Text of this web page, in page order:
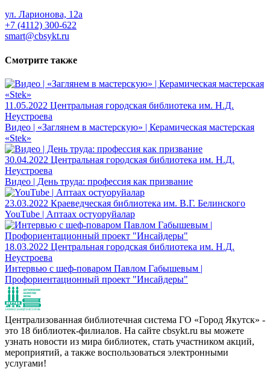
ул. Ларионова, 12а
+7 (4112) 300-622
smart@cbsykt.ru
Смотрите также
11.05.2022 Центральная городская библиотека им. Н.Д.
Неустроева
Видео | «Заглянем в мастерскую» | Керамическая мастерская
«Stek»
30.04.2022 Центральная городская библиотека им. Н.Д.
Неустроева
Видео | День труда: профессия как призвание
23.03.2022 Краеведческая библиотека им. В.Г. Белинского
YouTube | Аптаах остуоруйалар
18.03.2022 Центральная городская библиотека им. Н.Д.
Неустроева
Интервью с шеф-поваром Павлом Габышевым |
Профориентационный проект "Инсайдеры"
Централизованная библиотечная система ГО «Город Якутск» -
это 18 библиотек-филиалов. На сайте cbsykt.ru вы можете
узнать новости из мира библиотек, стать участником акций,
мероприятий, а также воспользоваться электронными
услугами!